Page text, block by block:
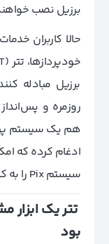
برزیل نصب
حالا کاربران
برزیل مبادله
روزمره و
ادغام کرده که
سیستم Pix را به کاربران می‌دهد.
تتر یک ابزار
بود